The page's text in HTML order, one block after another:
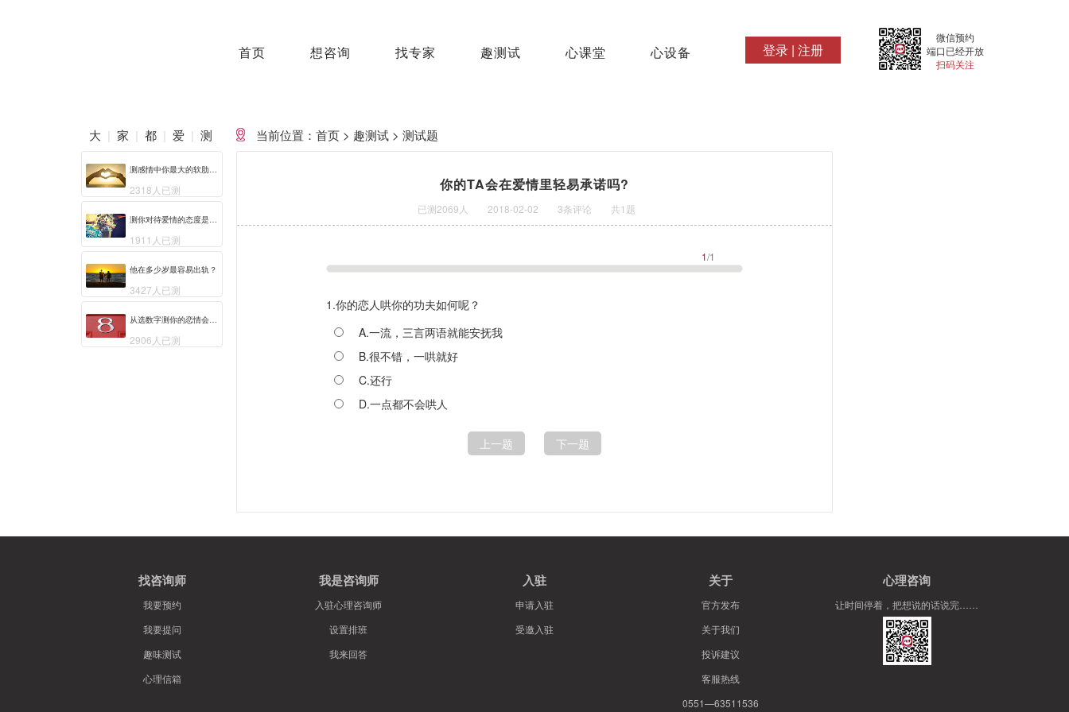
首页 想咨询 找专家 趣测试 心课堂 心设备 登录 | 注册
微信预约
端口已经开放
扫码关注
大 | 家 | 都 | 爱 | 测
测感情中你最大的软肋是什么?
2318人已测
测你对待爱情的态度是否正确？
1911人已测
他在多少岁最容易出轨？
3427人已测
从选数字测你的恋情会遇到什么状况?
2906人已测
当前位置：首页 > 趣测试 > 测试题
你的TA会在爱情里轻易承诺吗?
已测2069人 2018-02-02 3条评论 共1题
1/1
1.你的恋人哄你的功夫如何呢？
A.一流，三言两语就能安抚我
B.很不错，一哄就好
C.还行
D.一点都不会哄人
上一题 下一题
找咨询师
我要预约
我要提问
趣味测试
心理信箱
我是咨询师
入驻心理咨询师
设置排班
我来回答
入驻
申请入驻
受邀入驻
关于
官方发布
关于我们
投诉建议
客服热线
0551—63511536
心理咨询
让时间停着，把想说的话说完……